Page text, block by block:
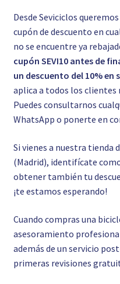
Desde Seviciclos
cupón de descuento en
no se encuentre ya
cupón SEVI10 antes de
un descuento del 10% en
aplica a todos los
Puedes consultarnos
WhatsApp o ponerte en
Si vienes a nuestra tienda
(Madrid), identifícate
obtener también tu
¡te estamos esperando!
Cuando compras una
asesoramiento
además de un servicio
primeras revisiones